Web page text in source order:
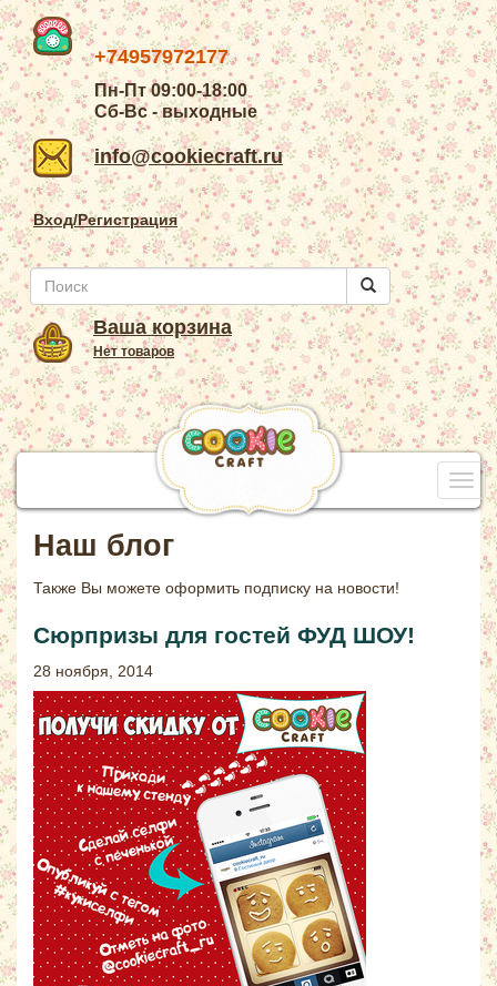
+74957972177
Пн-Пт 09:00-18:00
Сб-Вс - выходные
info@cookiecraft.ru
Вход/Регистрация
Ваша корзина
Нет товаров
Наш блог
Также Вы можете оформить подписку на новости!
Сюрпризы для гостей ФУД ШОУ!
28 ноября, 2014